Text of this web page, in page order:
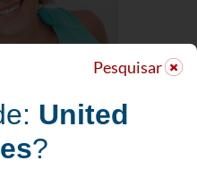
Pesquisar
United
?